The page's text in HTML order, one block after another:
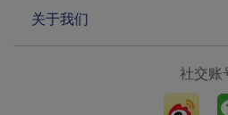
关于我们
社交账